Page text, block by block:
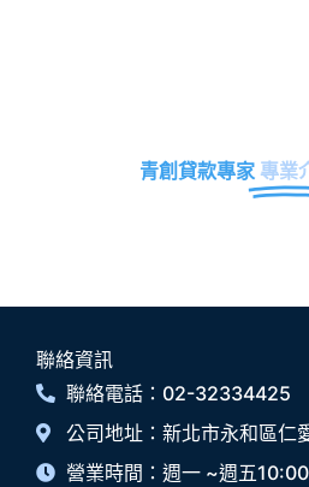
青創貸款專家 專業
聯絡資訊
聯絡電話：02-32334425
公司地址：新北市永和區仁
營業時間：週一 ~週五